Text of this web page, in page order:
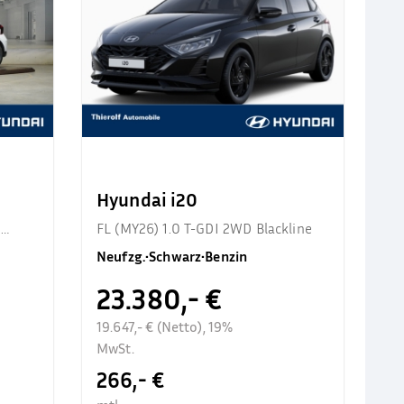
Hyundai i20
FL (MY26) 1.0 T-GDI 2WD Blackline
Neufzg.•Schwarz•Benzin
23.380,- €
19.647,- € (Netto), 19%
MwSt.
266,- €